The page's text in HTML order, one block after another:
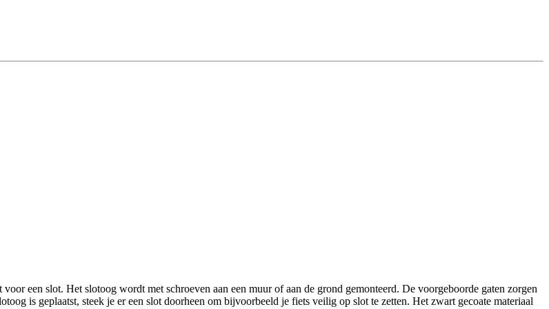
een slot. Het slotoog wordt met schroeven aan een muur of aan de grond gemonteerd. De voorgeboorde gaten zorgen
is geplaatst, steek je er een slot doorheen om bijvoorbeeld je fiets veilig op slot te zetten. Het zwart gecoate materiaal